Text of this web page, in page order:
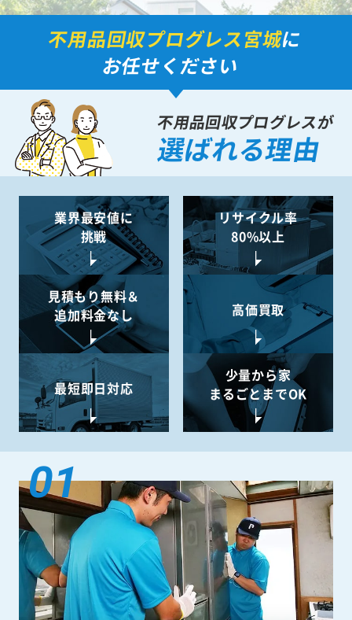
不用品回収プログレス宮城に
お任せください
不用品回収プログレスが
選ばれる理由
業界最安値に
挑戦
リサイクル率
80%以上
見積もり無料＆
追加料金なし
高価買取
最短即日対応
少量から家
まるごとまでOK